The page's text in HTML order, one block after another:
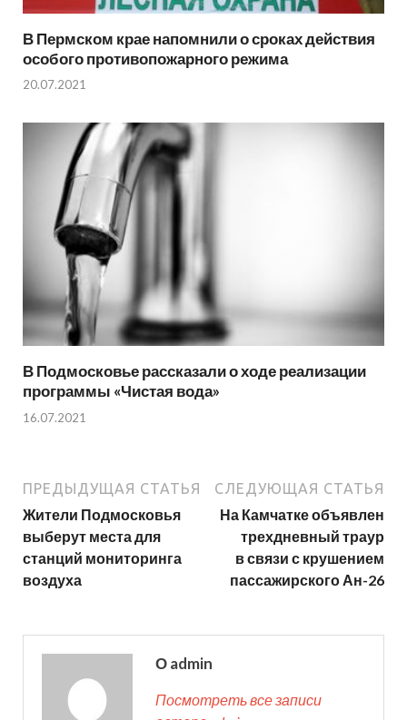
В Пермском крае напомнили о сроках действия
особого противопожарного режима
20.07.2021
В Подмосковье рассказали о ходе реализации
программы «Чистая вода»
16.07.2021
ПРЕДЫДУЩАЯ СТАТЬЯ
Жители Подмосковья
выберут места для
станций мониторинга
воздуха
СЛЕДУЮЩАЯ СТАТЬЯ
На Камчатке объявлен
трехдневный траур
в связи с крушением
пассажирского Ан-26
О admin
Посмотреть все записи